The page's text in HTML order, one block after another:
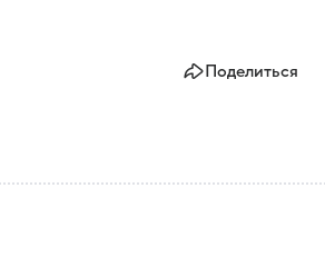
Поделиться